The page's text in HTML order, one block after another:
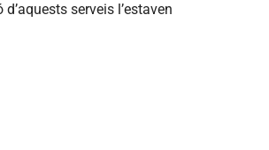
serveis l’estaven